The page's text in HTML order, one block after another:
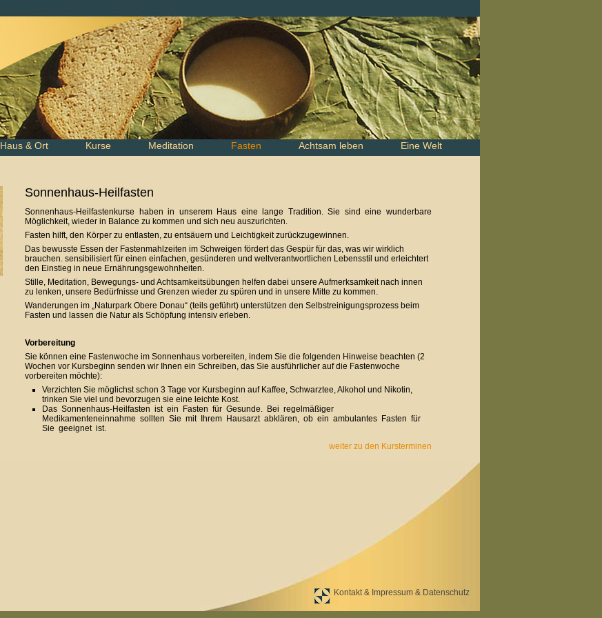
Haus & Ort Kurse Meditation Fasten Achtsam leben Eine Welt
Sonnenhaus-Heilfasten
Sonnenhaus-Heilfastenkurse haben in unserem Haus eine lange Tradition. Sie sind eine wunderbare
Möglichkeit, wieder in Balance zu kommen und sich neu auszurichten.
Fasten hilft, den Körper zu entlasten, zu entsäuern und Leichtigkeit zurückzugewinnen.
Das bewusste Essen der Fastenmahlzeiten im Schweigen fördert das Gespür für das, was wir wirklich
brauchen. sensibilisiert für einen einfachen, gesünderen und weltverantwortlichen Lebensstil und erleichtert
den Einstieg in neue Ernährungsgewohnheiten.
Stille, Meditation, Bewegungs- und Achtsamkeitsübungen helfen dabei unsere Aufmerksamkeit nach innen
zu lenken, unsere Bedürfnisse und Grenzen wieder zu spüren und in unsere Mitte zu kommen.
Wanderungen im „Naturpark Obere Donau“ (teils geführt) unterstützen den Selbstreinigungsprozess beim
Fasten und lassen die Natur als Schöpfung intensiv erleben.
Vorbereitung
Sie können eine Fastenwoche im Sonnenhaus vorbereiten, indem Sie die folgenden Hinweise beachten (2
Wochen vor Kursbeginn senden wir Ihnen ein Schreiben, das Sie ausführlicher auf die Fastenwoche
vorbereiten möchte):
Verzichten Sie möglichst schon 3 Tage vor Kursbeginn auf Kaffee, Schwarztee, Alkohol und Nikotin,
trinken Sie viel und bevorzugen sie eine leichte Kost.
Das Sonnenhaus­-Heilfasten ist ein Fasten für Gesunde. Bei regelmäßiger
Medikamenteneinnahme sollten Sie mit Ihrem Hausarzt abklären, ob ein ambulantes Fasten für
Sie geeignet ist.
weiter zu den Kursterminen
Kontakt & Impressum & Datenschutz